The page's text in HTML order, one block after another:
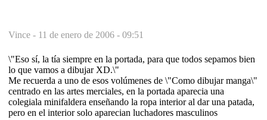
Vince - 11 de enero de 2006 - 09:51
\"Eso sí, la tía siempre en la portada, para que todos sepamos bien
lo que vamos a dibujar XD.\"
Me recuerda a uno de esos volúmenes de \"Como dibujar manga\"
centrado en las artes merciales, en la portada aparecia una
colegiala minifaldera enseñando la ropa interior al dar una patada,
pero en el interior solo aparecian luchadores masculinos